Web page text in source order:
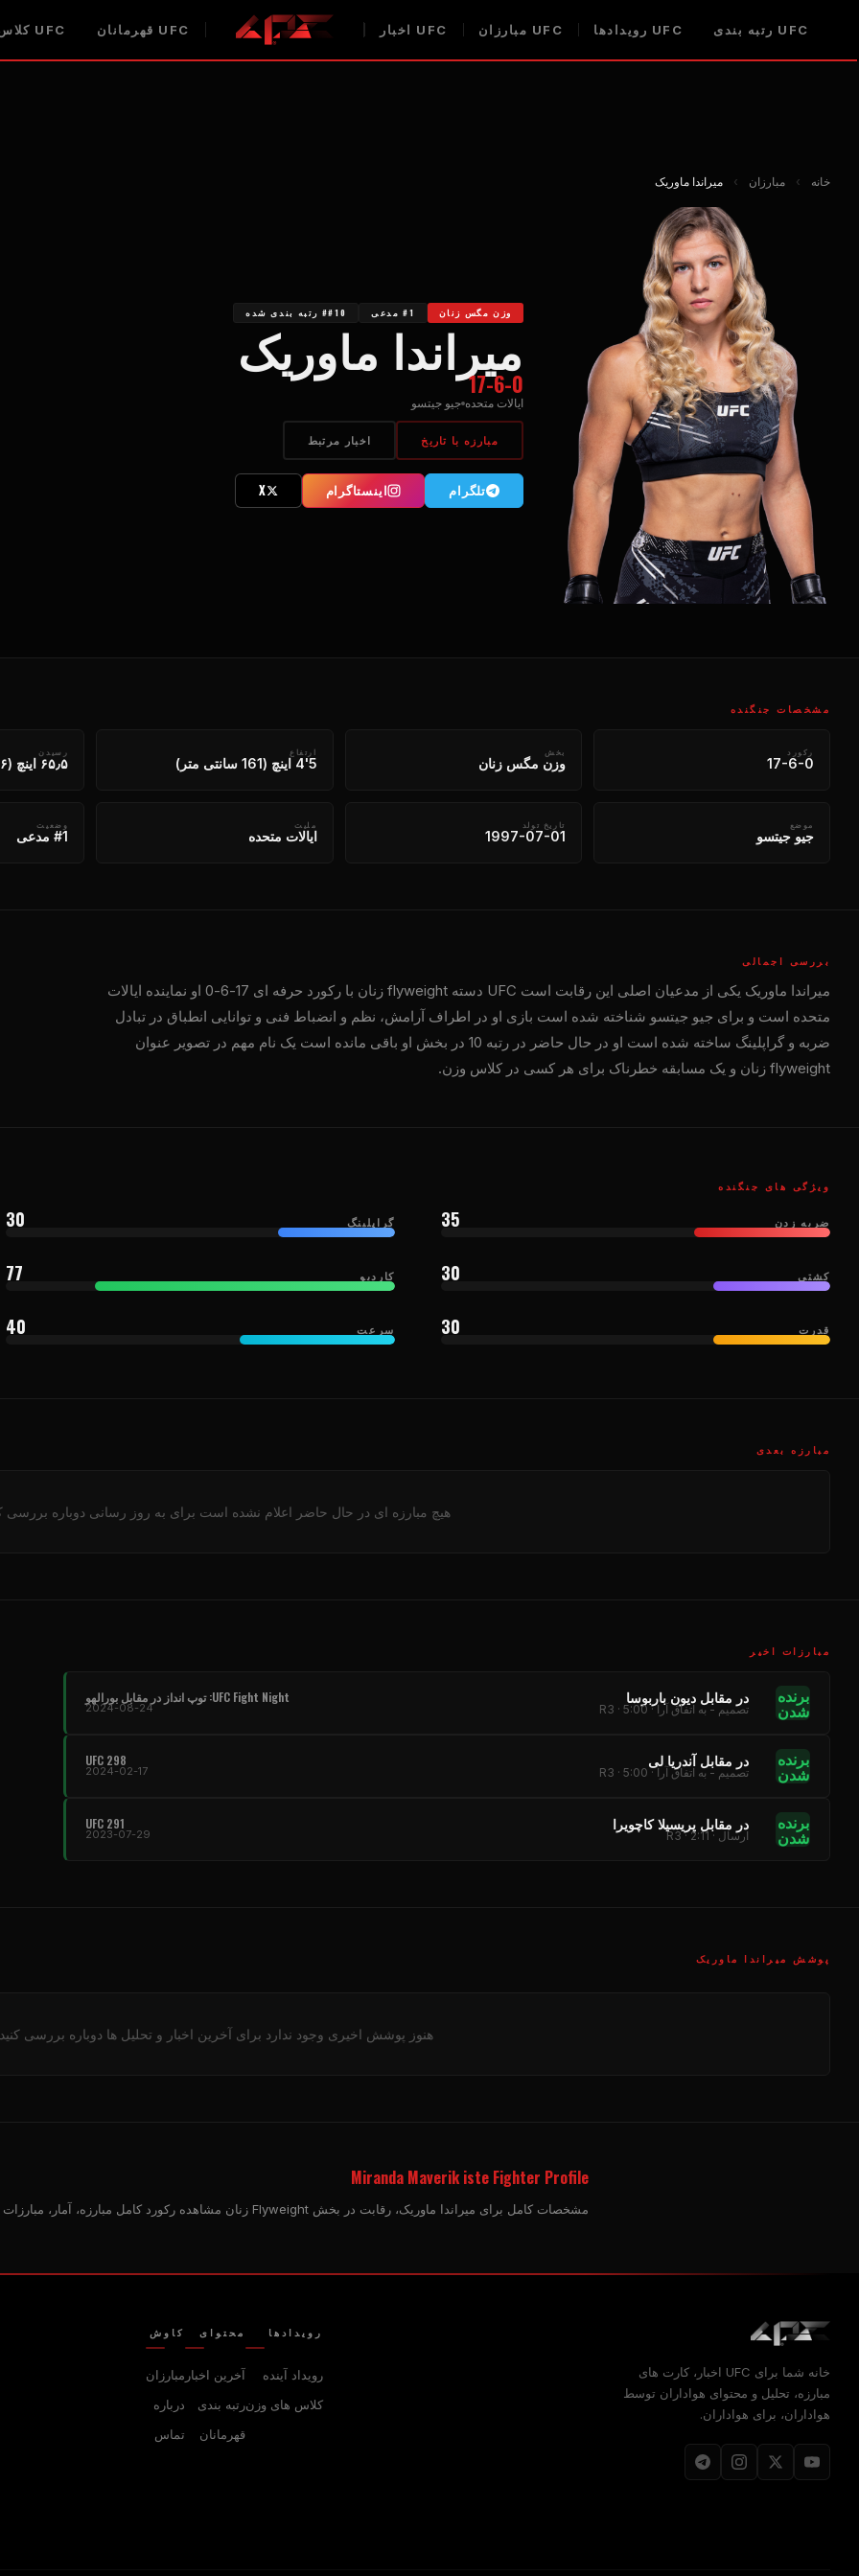
UFC رتبه بندی UFC رویدادها UFC مبارزان UFC اخبار UFC قهرمانان UFC
خانه › مبارزان › میراندا ماوریک
وزن مگس زنان #1 مدعی ##10 رتبه بندی شده
میراندا ماوریک
17-6-0
ایالات متحده جیو جیتسو
مبارزه با تاریخ اخبار مرتبط
تلگرام اینستاگرام X
مشخصات جنگنده
رکورد
17-6-0
بخش
وزن مگس زنان
ارتفاع
5'4 اینچ (161 سانتی متر)
رسیدن
۶۵٫۵ اینچ (۱۶۶ سانتیمتر)
موضع
جیو جیتسو
تاریخ تولد
1997-07-01
ملیت
ایالات متحده
وضعیت
#1 مدعی
بررسی اجمالی
میراندا ماوریک یکی از مدعیان اصلی این رقابت است UFC
دسته flyweight زنان با رکورد حرفه ای 17-6-0 او نماینده ایالات
متحده است و برای جیو جیتسو شناخته شده است بازی او در اطراف آرامش، نظم و انضباط فنی و توانایی انطباق در تبادل
ضربه و گراپلینگ ساخته شده است او در حال حاضر در رتبه 10 در بخش او باقی مانده است یک نام مهم در تصویر عنوان
flyweight زنان و یک مسابقه خطرناک برای هر کسی در کلاس وزن.
ویژگی های جنگنده
ضربه زدن 35 گراپلینگ 30
کشتی 30 کاردیو 77
قدرت 30 سرعت 40
مبارزه بعدی
هیچ مبارزه ای در حال حاضر اعلام نشده است برای به روز رسانی دوباره بررسی
مبارزات اخیر
برنده
شدن
در مقابل دیون باربوسا
تصمیم - به اتفاق آرا · R3 · 5:00
UFC Fight Night: توپ انداز در مقابل بورالهو
2024-08-24
برنده
شدن
در مقابل آندریا لی
تصمیم - به اتفاق آرا · R3 · 5:00
UFC 298
2024-02-17
برنده
شدن
در مقابل پریسیلا کاچویرا
ارسال · R3 · 2:11
UFC 291
2023-07-29
پوشش میراندا ماوریک
هنوز پوشش اخیری وجود ندارد برای آخرین اخبار و تحلیل ها دوباره بررسی
Miranda Maverik iste Fighter Profile
مشخصات کامل برای میراندا ماوریک، رقابت در بخش Flyweight زنان مشاهده رکورد کامل مبارزه، آمار، مبارزات آینده، و پوشش خبری مرتبط.
خانه شما برای UFC اخبار، کارت های
مبارزه، تحلیل و محتوای هواداران توسط
هواداران، برای هواداران.
رویدادها
رویداد آینده
کلاس های وزن
محتوای
آخرین اخبار
رتبه بندی
قهرمانان
کاوش
مبارزان
درباره
تماس